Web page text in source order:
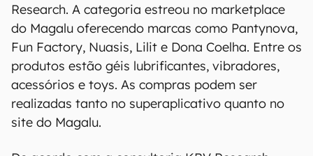
Research. A categoria estreou no marketplace
do Magalu oferecendo marcas como Pantynova,
Fun Factory, Nuasis, Lilit e Dona Coelha. Entre os
produtos estão géis lubrificantes, vibradores,
acessórios e toys. As compras podem ser
realizadas tanto no superaplicativo quanto no
site do Magalu.